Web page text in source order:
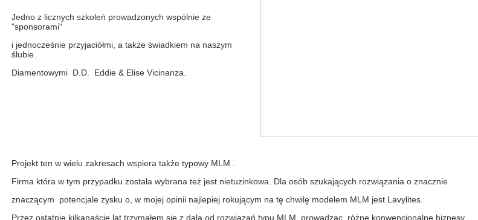
Jedno z licznych szkoleń prowadzonych wspólnie ze
"sponsorami"
i jednocześnie przyjaciółmi, a także świadkiem na naszym
ślubie.
Diamentowymi D.D. Eddie & Elise Vicinanza.
Projekt ten w wielu zakresach wspiera także typowy MLM .
Firma która w tym przypadku została wybrana też jest nietuzinkowa. Dla osób szukających rozwiązania o znacznie
znaczącym potencjale zysku o, w mojej opinii najlepiej rokującym na tę chwilę modelem MLM jest Lavylites.
Przez ostatnie kilkanaście lat trzymałem się z dala od rozwiązań typu MLM, prowadząc różne konwencjonalne biznesy.